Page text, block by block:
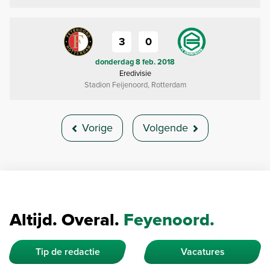
3 0
donderdag 8 feb. 2018
Eredivisie
Stadion Feijenoord, Rotterdam
Vorige Volgende
Altijd. Overal. Feyenoord.
Tip de redactie Vacatures